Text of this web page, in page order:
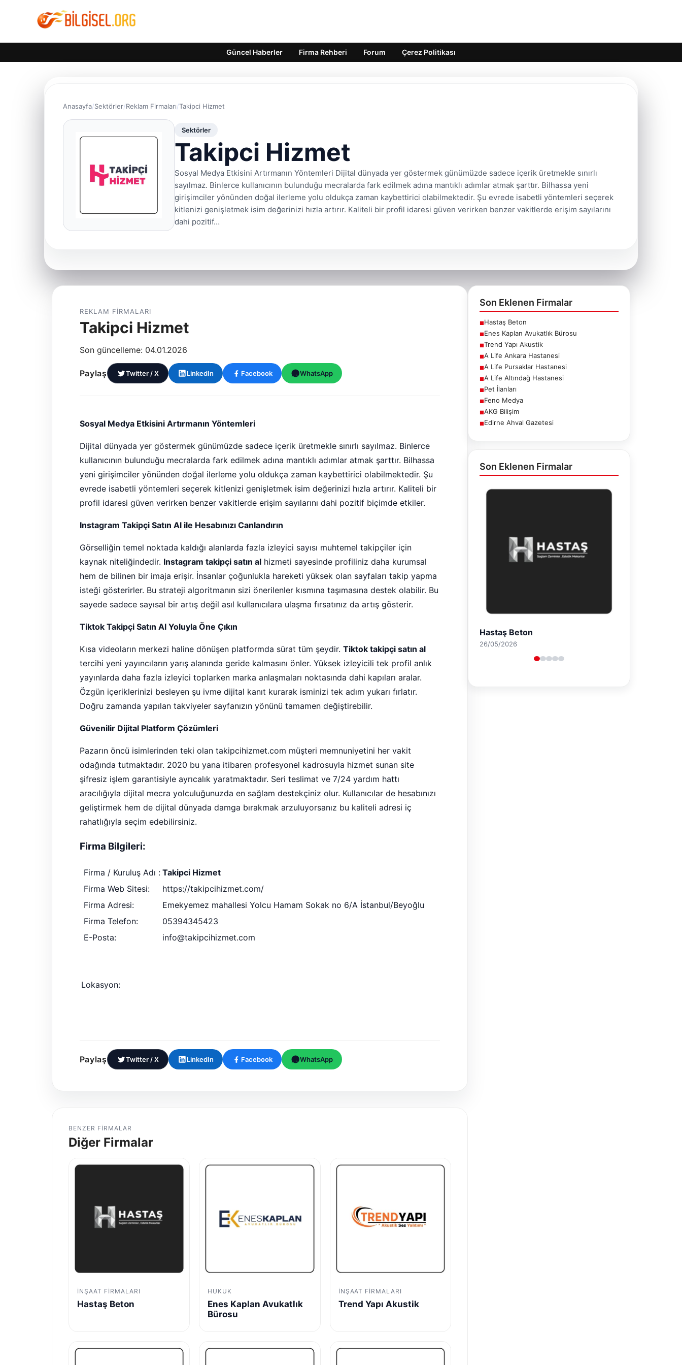
Güncel Haberler Firma Rehberi Forum Çerez Politikası
Anasayfa Sektörler Reklam Firmaları Takipci Hizmet
Sektörler
Takipci Hizmet
Sosyal Medya Etkisini Artırmanın Yöntemleri Dijital dünyada yer göstermek günümüzde sadece içerik üretmekle sınırlı
sayılmaz. Binlerce kullanıcının bulunduğu mecralarda fark edilmek adına mantıklı adımlar atmak şarttır. Bilhassa yeni
girişimciler yönünden doğal ilerleme yolu oldukça zaman kaybettirici olabilmektedir. Şu evrede isabetli yöntemleri seçerek
kitlenizi genişletmek isim değerinizi hızla artırır. Kaliteli bir profil idaresi güven verirken benzer vakitlerde erişim sayılarını
dahi pozitif…
REKLAM FIRMALARI
Takipci Hizmet
Son güncelleme: 04.01.2026
Paylaş Twitter / X LinkedIn Facebook WhatsApp
Sosyal Medya Etkisini Artırmanın Yöntemleri
Dijital dünyada yer göstermek günümüzde sadece içerik üretmekle sınırlı sayılmaz. Binlerce
kullanıcının bulunduğu mecralarda fark edilmek adına mantıklı adımlar atmak şarttır. Bilhassa
yeni girişimciler yönünden doğal ilerleme yolu oldukça zaman kaybettirici olabilmektedir. Şu
evrede isabetli yöntemleri seçerek kitlenizi genişletmek isim değerinizi hızla artırır. Kaliteli bir
profil idaresi güven verirken benzer vakitlerde erişim sayılarını dahi pozitif biçimde etkiler.
Instagram Takipçi Satın Al ile Hesabınızı Canlandırın
Görselliğin temel noktada kaldığı alanlarda fazla izleyici sayısı muhtemel takipçiler için
kaynak niteliğindedir. Instagram takipçi satın alhizmeti sayesinde profiliniz daha kurumsal
hem de bilinen bir imaja erişir. İnsanlar çoğunlukla hareketi yüksek olan sayfaları takip yapma
isteği gösterirler. Bu strateji algoritmanın sizi önerilenler kısmına taşımasına destek olabilir. Bu
sayede sadece sayısal bir artış değil asıl kullanıcılara ulaşma fırsatınız da artış gösterir.
Tiktok Takipçi Satın Al Yoluyla Öne Çıkın
Kısa videoların merkezi haline dönüşen platformda sürat tüm şeydir. Tiktok takipçi satın al
tercihi yeni yayıncıların yarış alanında geride kalmasını önler. Yüksek izleyicili tek profil anlık
yayınlarda daha fazla izleyici toplarken marka anlaşmaları noktasında dahi kapıları aralar.
Özgün içeriklerinizi besleyen şu ivme dijital kanıt kurarak isminizi tek adım yukarı fırlatır.
Doğru zamanda yapılan takviyeler sayfanızın yönünü tamamen değiştirebilir.
Güvenilir Dijital Platform Çözümleri
Pazarın öncü isimlerinden teki olan takipcihizmet.com müşteri memnuniyetini her vakit
odağında tutmaktadır. 2020 bu yana itibaren profesyonel kadrosuyla hizmet sunan site
şifresiz işlem garantisiyle ayrıcalık yaratmaktadır. Seri teslimat ve 7/24 yardım hattı
aracılığıyla dijital mecra yolculuğunuzda en sağlam destekçiniz olur. Kullanıcılar de hesabınızı
geliştirmek hem de dijital dünyada damga bırakmak arzuluyorsanız bu kaliteli adresi iç
rahatlığıyla seçim edebilirsiniz.
Firma Bilgileri:
Firma / Kuruluş Adı : Takipci Hizmet
Firma Web Sitesi:
https://takipcihizmet.com/
Firma Adresi:
Emekyemez mahallesi Yolcu Hamam Sokak no 6/A İstanbul/Beyoğlu
Firma Telefon:
05394345423
E-Posta:
info@takipcihizmet.com
Lokasyon:
Paylaş Twitter / X LinkedIn Facebook WhatsApp
BENZER FIRMALAR
Diğer Firmalar
İNŞAAT FIRMALARI
Hastaş Beton
HUKUK
Enes Kaplan Avukatlık
Bürosu
İNŞAAT FIRMALARI
Trend Yapı Akustik
Son Eklenen Firmalar
■Hastaş Beton
■Enes Kaplan Avukatlık Bürosu
■Trend Yapı Akustik
■A Life Ankara Hastanesi
■A Life Pursaklar Hastanesi
■A Life Altındağ Hastanesi
■Pet İlanları
■Feno Medya
■AKG Bilişim
■Edirne Ahval Gazetesi
Son Eklenen Firmalar
Enes Kaplan Avukatlık Bürosu
28/04/2026